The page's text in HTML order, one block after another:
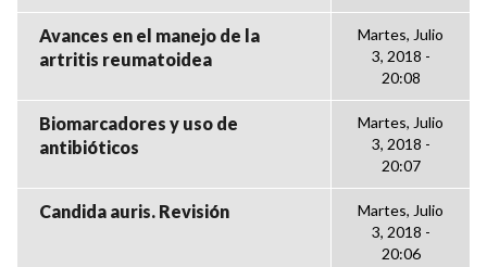
Avances en el manejo de la
artritis reumatoidea
Martes, Julio
3, 2018 -
20:08
Biomarcadores y uso de
antibióticos
Martes, Julio
3, 2018 -
20:07
Candida auris. Revisión
Martes, Julio
3, 2018 -
20:06